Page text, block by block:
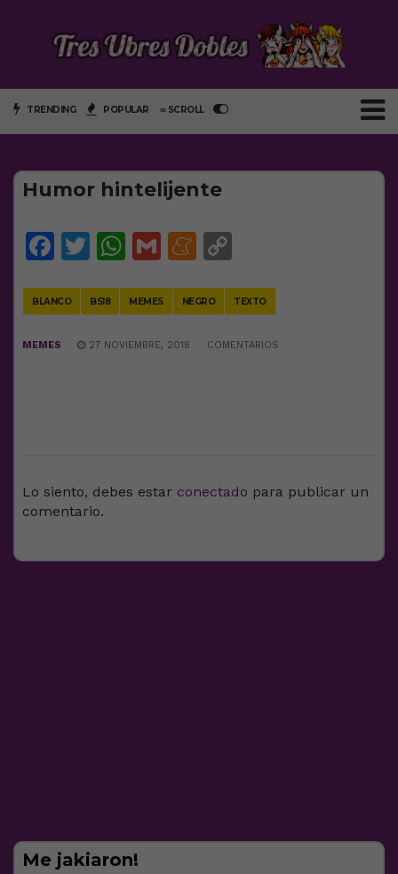
TRENDING POPULAR ∞ SCROLL
Humor hintelijente
Facebook
Twitter
WhatsApp
GmailMeneame
BLANCO BS18 MEMES NEGRO TEXTO
MEMES 27 NOVIEMBRE, 2018 COMENTARIOS
Lo siento, debes estar conectado para publicar un
comentario.
Me jakiaron!